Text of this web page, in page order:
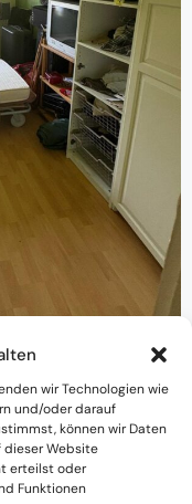
wir Technologien wie
und/oder darauf
können wir Daten
dieser Website
erteilst oder
Funktionen
?
Know-how